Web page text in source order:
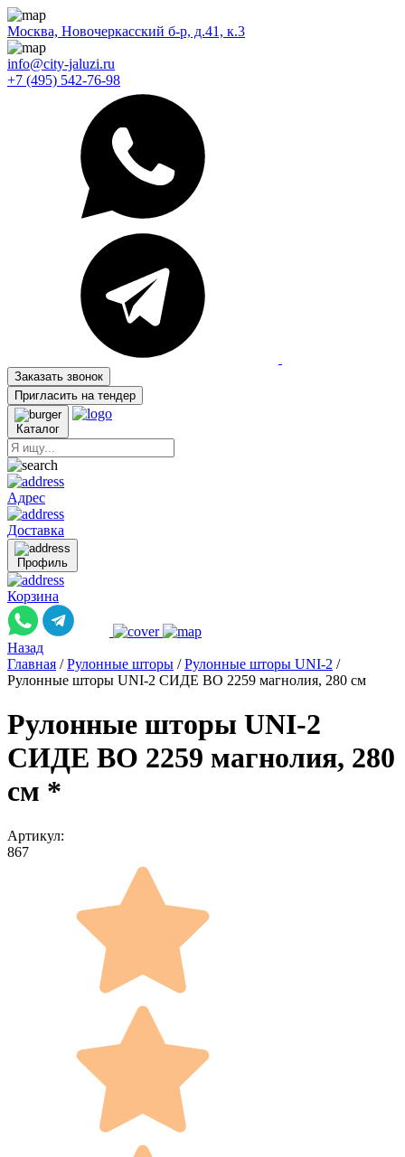
Москва, Новочеркасский б-р, д.41, к.3
info@city-jaluzi.ru
+7 (495) 542-76-98
Заказать звонок
Пригласить на тендер
Каталог
Адрес
Доставка
Профиль
Корзина
Назад
Главная / Рулонные шторы / Рулонные шторы UNI-2 /
Рулонные шторы UNI-2 СИДЕ ВО 2259 магнолия, 280 см
Рулонные шторы UNI-2
СИДЕ ВО 2259 магнолия, 280
см *
Артикул:
867